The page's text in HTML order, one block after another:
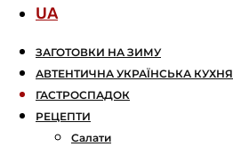
UA
ЗАГОТОВКИ НА ЗИМУ
АВТЕНТИЧНА УКРАЇНСЬКА КУХНЯ
ГАСТРОСПАДОК
РЕЦЕПТИ
Салати